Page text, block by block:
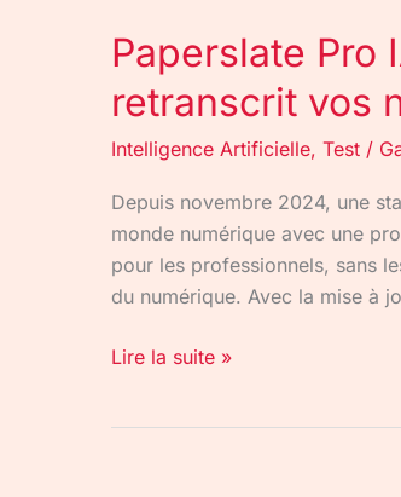
Paperslate Pro
retranscrit vos
Intelligence Artificielle, Test /
Depuis novembre 2024, une
monde numérique avec une
pour les professionnels, sans
du numérique. Avec la mise à
Lire la suite »